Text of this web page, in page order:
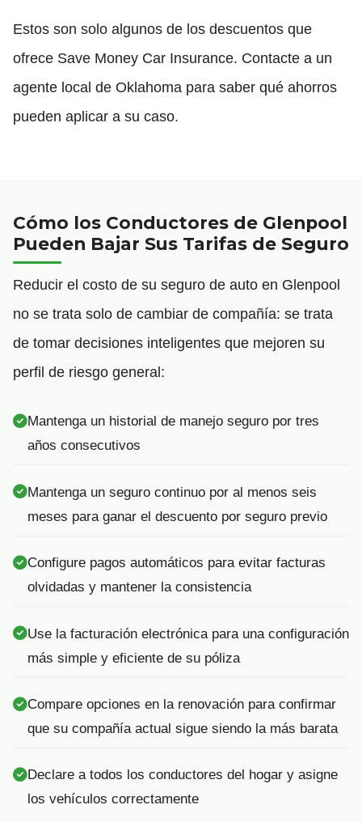
Estos son solo algunos de los descuentos que
ofrece Save Money Car Insurance. Contacte a un
agente local de Oklahoma para saber qué ahorros
pueden aplicar a su caso.
Cómo los Conductores de Glenpool
Pueden Bajar Sus Tarifas de Seguro
Reducir el costo de su seguro de auto en Glenpool
no se trata solo de cambiar de compañía: se trata
de tomar decisiones inteligentes que mejoren su
perfil de riesgo general:
Mantenga un historial de manejo seguro por tres
años consecutivos
Mantenga un seguro continuo por al menos seis
meses para ganar el descuento por seguro previo
Configure pagos automáticos para evitar facturas
olvidadas y mantener la consistencia
Use la facturación electrónica para una configuración
más simple y eficiente de su póliza
Compare opciones en la renovación para confirmar
que su compañía actual sigue siendo la más barata
Declare a todos los conductores del hogar y asigne
los vehículos correctamente